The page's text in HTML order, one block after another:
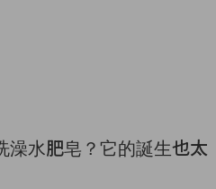
澡水肥皂？它的誕生也太